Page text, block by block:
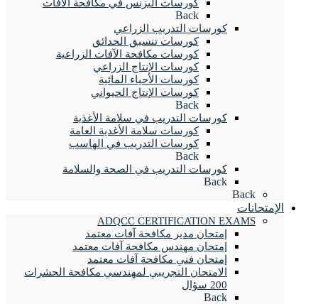
كورسات البزنس في مكافحة الآفات
Back
كورسات التدريب الزراعي
كورسات تنسيق الحدائق
كورسات مكافحة الآفات الزراعية
كورسات الإنتاج الزراعي
كورسات الأحياء المائية
كورسات الإنتاج الحيواني
Back
كورسات التدريب في سلامة الأغذية
كورسات سلامة الأغدية العامة
كورسات التدريب في الهاسب
Back
كورسات التدريب في الصحة والسلامة
Back
Back
الإمتحانات
ADQCC CERTIFICATION EXAMS
إمتحان مدير مكافحة آفات معتمد
إمتحان مهندس مكافحة آفات معتمد
إمتحان فني مكافحة آفات معتمد
الامتحان التجريبي لمهندسي مكافحة الحشرات
200 سؤال
Back